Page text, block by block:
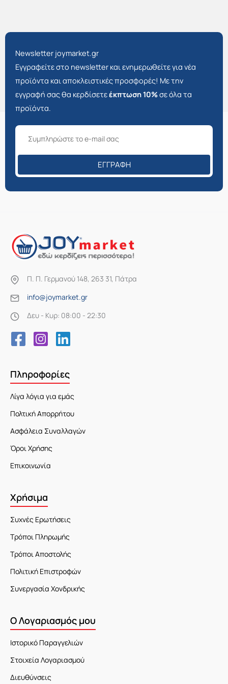
Newsletter joymarket.gr
Εγγραφείτε στο newsletter και ενημερωθείτε για νέα
προϊόντα και αποκλειστικές προσφορές! Με την
εγγραφή σας θα κερδίσετεέκπτωση 10%σε όλα τα
προϊόντα.
ΕΓΓΡΑΦΉ
Π. Π. Γερμανού 148, 263 31, Πάτρα
info@joymarket.gr
Δευ - Κυρ: 08:00 - 22:30
Πληροφορίες
Λίγα λόγια για εμάς
Πολτική Απορρήτου
Ασφάλεια Συναλλαγών
Όροι Χρήσης
Επικοινωνία
Χρήσιμα
Συχνές Ερωτήσεις
Τρόποι Πληρωμής
Τρόποι Αποστολής
Πολιτική Επιστροφών
Συνεργασία Χονδρικής
Ο Λογαριασμός μου
Ιστορικό Παραγγελιών
Στοιχεία Λογαριασμού
Διευθύνσεις